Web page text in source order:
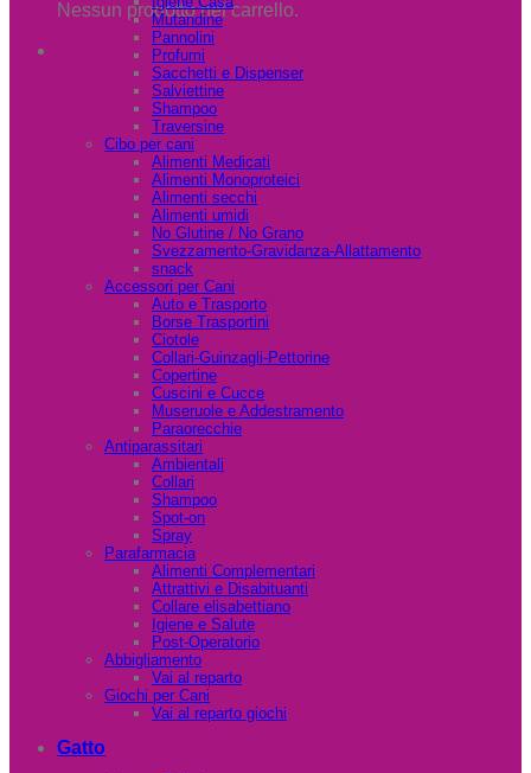
Nessun prodotto nel carrello.
Mutandine
Pannolini
Profumi
Sacchetti e Dispenser
Salviettine
Shampoo
Traversine
Cibo per cani
Alimenti Medicati
Alimenti Monoproteici
Alimenti secchi
Alimenti umidi
No Glutine / No Grano
Svezzamento-Gravidanza-Allattamento
snack
Accessori per Cani
Auto e Trasporto
Borse Trasportini
Ciotole
Collari-Guinzagli-Pettorine
Copertine
Cuscini e Cucce
Museruole e Addestramento
Paraorecchie
Antiparassitari
Ambientali
Collari
Shampoo
Spot-on
Spray
Parafarmacia
Alimenti Complementari
Attrattivi e Disabituanti
Collare elisabettiano
Igiene e Salute
Post-Operatorio
Abbigliamento
Vai al reparto
Giochi per Cani
Vai al reparto giochi
Gatto